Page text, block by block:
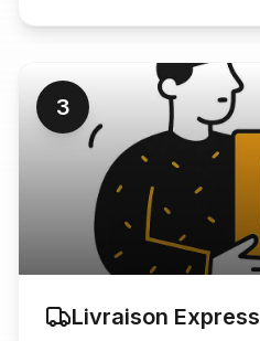
3
Livraison Express